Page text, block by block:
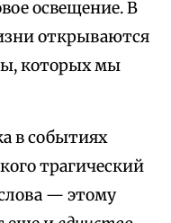
освещение. В
открываются
которых мы
в событиях
трагический
— этому